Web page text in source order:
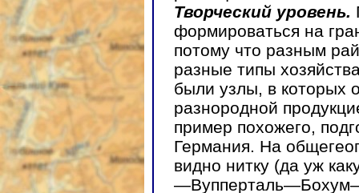
Творческий уровень.
формироваться на
потому что разным
разные типы
были узлы, в которых
разнородной
пример похожего,
Германия. На
видно нитку (да уж